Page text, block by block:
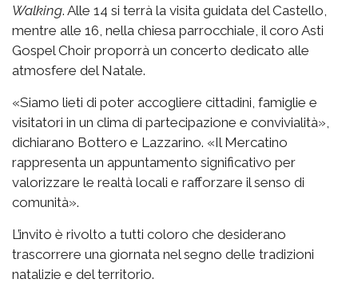
Walking. Alle 14 si terrà la visita guidata del Castello,
mentre alle 16, nella chiesa parrocchiale, il coro Asti
Gospel Choir proporrà un concerto dedicato alle
atmosfere del Natale.
«Siamo lieti di poter accogliere cittadini, famiglie e
visitatori in un clima di partecipazione e convivialità»,
dichiarano Bottero e Lazzarino. «Il Mercatino
rappresenta un appuntamento significativo per
valorizzare le realtà locali e rafforzare il senso di
comunità».
L’invito è rivolto a tutti coloro che desiderano
trascorrere una giornata nel segno delle tradizioni
natalizie e del territorio.